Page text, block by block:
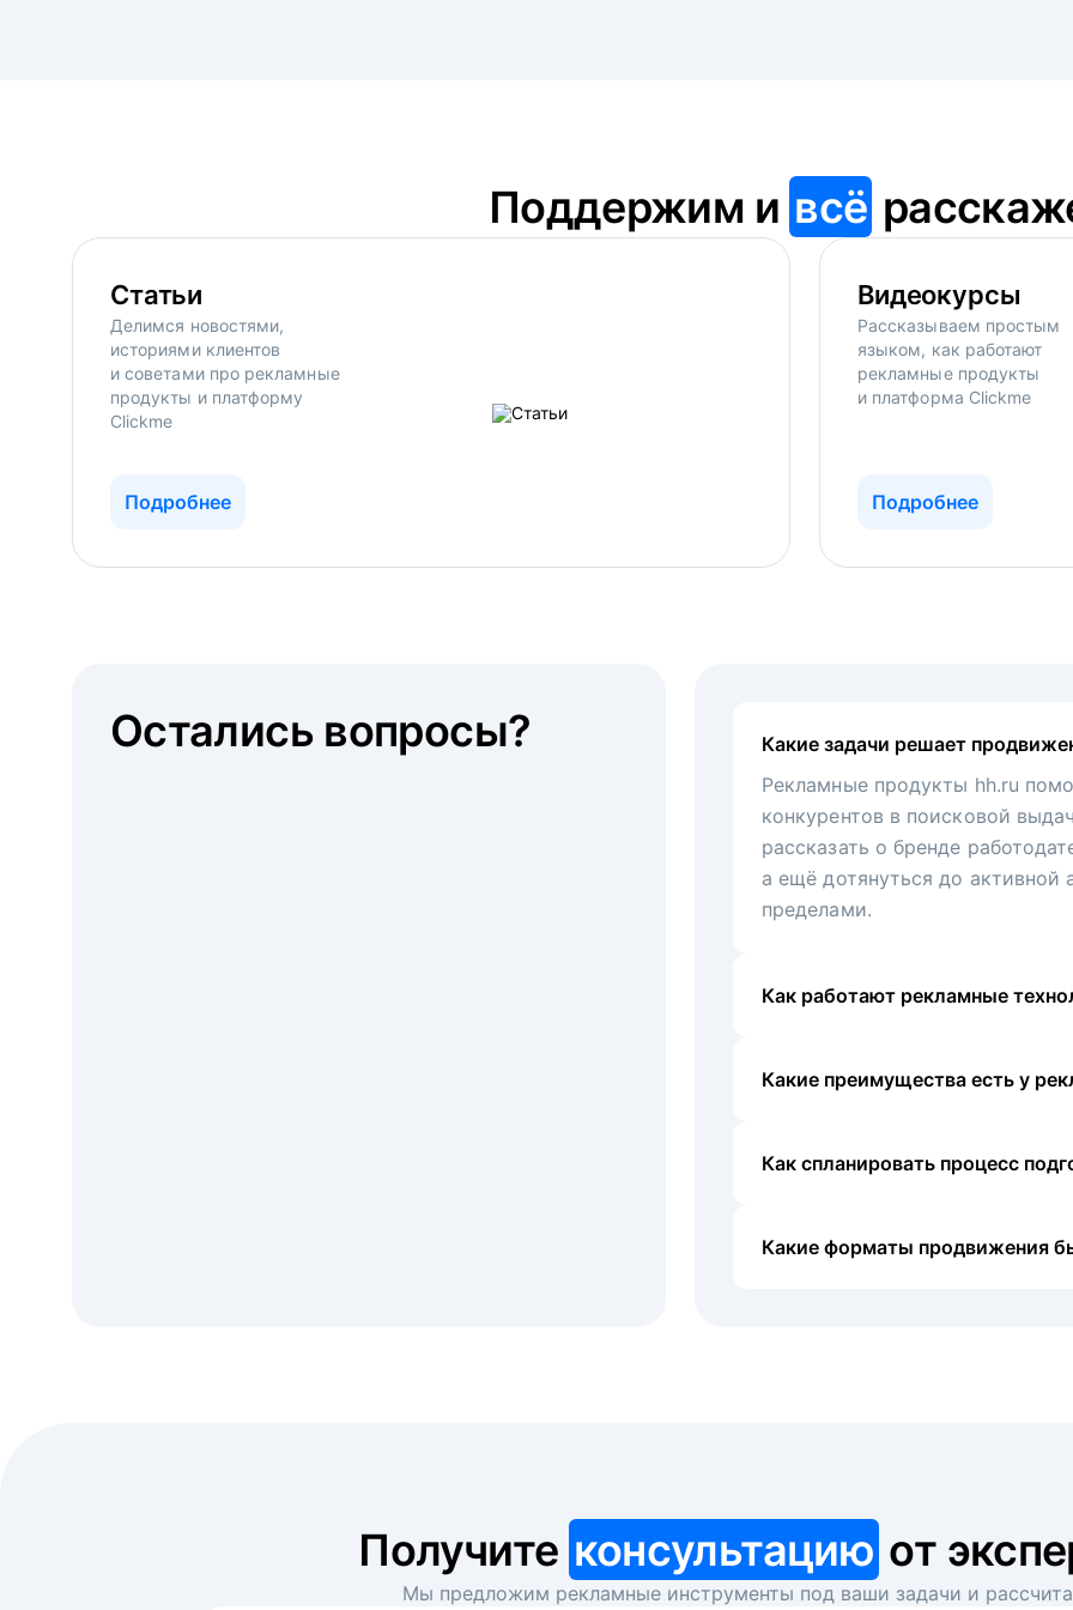
Поддержим и всё
Статьи
Делимся новостями,
историями клиентов
и советами про рекламные
продукты и платформу
Clickme
Подробнее
Видеокурсы
Рассказываем простым
языком, как работают
рекламные продукты
и платформа Clickme
Подробнее
Какие задачи решает
Рекламные продукты hh.ru
конкурентов в поисковой
рассказать о бренде
а ещё дотянуться до активной
пределами.
Как работают рекламные
Какие преимущества есть у
Как спланировать процесс
Какие форматы продвижения
Остались вопросы?
Получите консультацию от
Мы предложим рекламные инструменты под ваши задачи и